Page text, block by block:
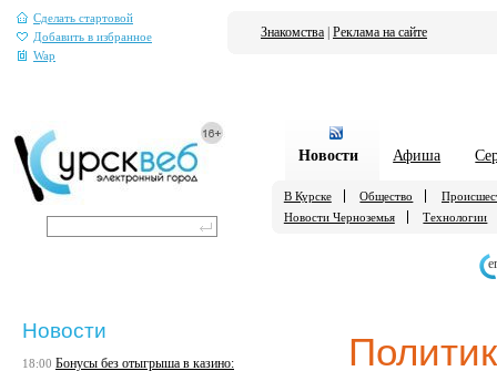
Сделать стартовой
Добавить в избранное
Wap
Знакомства Реклама на сайте
Новости Афиша
В Курске Общество
Новости Черноземья
Технологии
Новости
18:00 Бонусы без отыгрыша в казино: